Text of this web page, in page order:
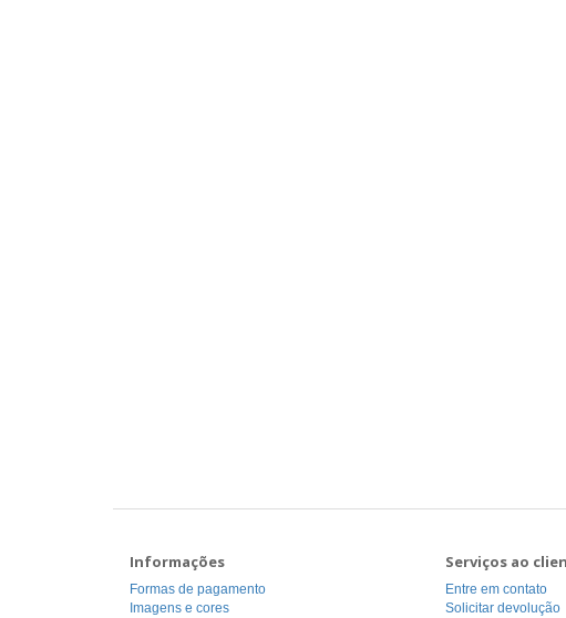
Informações
Formas de pagamento
Imagens e cores
Serviços ao
Entre em contato
Solicitar devolução